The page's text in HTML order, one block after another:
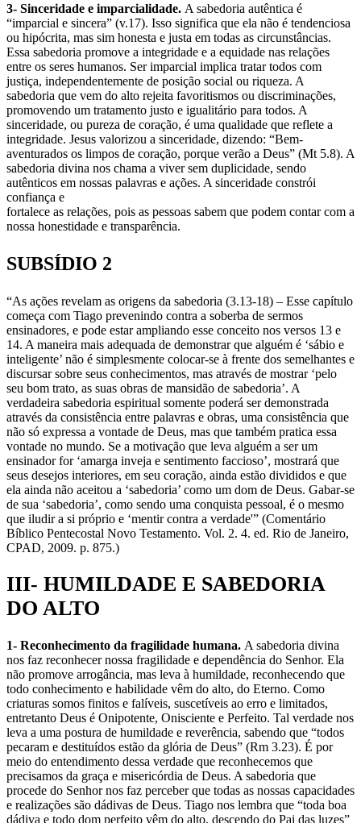
3- Sinceridade e imparcialidade. A sabedoria autêntica é
“imparcial e sincera” (v.17). Isso significa que ela não é tendenciosa
ou hipócrita, mas sim honesta e justa em todas as circunstâncias.
Essa sabedoria promove a integridade e a equidade nas relações
entre os seres humanos. Ser imparcial implica tratar todos com
justiça, independentemente de posição social ou riqueza. A
sabedoria que vem do alto rejeita favoritismos ou discriminações,
promovendo um tratamento justo e igualitário para todos. A
sinceridade, ou pureza de coração, é uma qualidade que reflete a
integridade. Jesus valorizou a sinceridade, dizendo: “Bem-
aventurados os limpos de coração, porque verão a Deus” (Mt 5.8). A
sabedoria divina nos chama a viver sem duplicidade, sendo
autênticos em nossas palavras e ações. A sinceridade constrói
confiança e
fortalece as relações, pois as pessoas sabem que podem contar com a
nossa honestidade e transparência.
SUBSÍDIO 2
“As ações revelam as origens da sabedoria (3.13-18) – Esse capítulo
começa com Tiago prevenindo contra a soberba de sermos
ensinadores, e pode estar ampliando esse conceito nos versos 13 e
14. A maneira mais adequada de demonstrar que alguém é ‘sábio e
inteligente’ não é simplesmente colocar-se à frente dos semelhantes e
discursar sobre seus conhecimentos, mas através de mostrar ‘pelo
seu bom trato, as suas obras de mansidão de sabedoria’. A
verdadeira sabedoria espiritual somente poderá ser demonstrada
através da consistência entre palavras e obras, uma consistência que
não só expressa a vontade de Deus, mas que também pratica essa
vontade no mundo. Se a motivação que leva alguém a ser um
ensinador for ‘amarga inveja e sentimento faccioso’, mostrará que
seus desejos interiores, em seu coração, ainda estão divididos e que
ela ainda não aceitou a ‘sabedoria’ como um dom de Deus. Gabar-se
de sua ‘sabedoria’, como sendo uma conquista pessoal, é o mesmo
que iludir a si próprio e ‘mentir contra a verdade'” (Comentário
Bíblico Pentecostal Novo Testamento. Vol. 2. 4. ed. Rio de Janeiro,
CPAD, 2009. p. 875.)
III- HUMILDADE E SABEDORIA
DO ALTO
1- Reconhecimento da fragilidade humana. A sabedoria divina
nos faz reconhecer nossa fragilidade e dependência do Senhor. Ela
não promove arrogância, mas leva à humildade, reconhecendo que
todo conhecimento e habilidade vêm do alto, do Eterno. Como
criaturas somos finitos e falíveis, suscetíveis ao erro e limitados,
entretanto Deus é Onipotente, Onisciente e Perfeito. Tal verdade nos
leva a uma postura de humildade e reverência, sabendo que “todos
pecaram e destituídos estão da glória de Deus” (Rm 3.23). É por
meio do entendimento dessa verdade que reconhecemos que
precisamos da graça e misericórdia de Deus. A sabedoria que
procede do Senhor nos faz perceber que todas as nossas capacidades
e realizações são dádivas de Deus. Tiago nos lembra que “toda boa
dádiva e todo dom perfeito vêm do alto, descendo do Pai das luzes”